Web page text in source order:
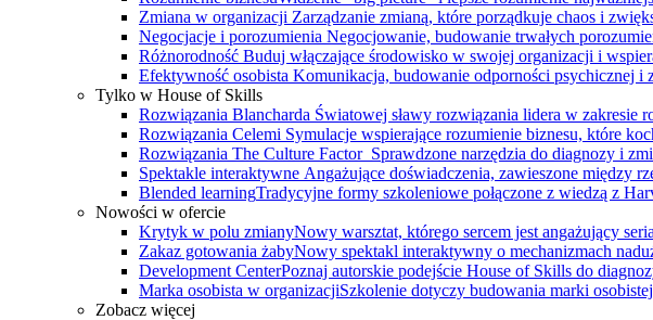
Zmiana w organizacji Zarządzanie zmianą, które porządkuje chaos i
Negocjacje i porozumienia Negocjowanie, budowanie trwałych
Różnorodność Buduj włączające środowisko w swojej organizacji i
Efektywność osobista Komunikacja, budowanie odporności psychicznej i
Tylko w House of Skills
Rozwiązania Blancharda Światowej sławy rozwiązania lidera w zakresie
Rozwiązania Celemi Symulacje wspierające rozumienie biznesu, które
Rozwiązania The Culture Factor Sprawdzone narzędzia do diagnozy i
Spektakle interaktywne Angażujące doświadczenia, zawieszone między
Blended learningTradycyjne formy szkoleniowe połączone z wiedzą z
Nowości w ofercie
Krytyk w polu zmianyNowy warsztat, którego sercem jest angażujący
Zakaz gotowania żabyNowy spektakl interaktywny o mechanizmach
Development CenterPoznaj autorskie podejście House of Skills do
Marka osobista w organizacjiSzkolenie dotyczy budowania marki
Zobacz więcej